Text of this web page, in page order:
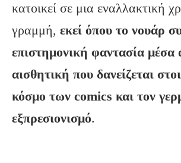
κατοικεί σε μια εναλλακτική
γραμμή, εκεί όπου το νουάρ
επιστημονική φαντασία μέσα
αισθητική που δανείζεται
κόσμο των comics και τον
εξπρεσιονισμό.